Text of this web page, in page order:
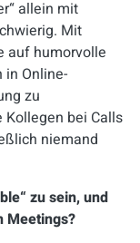
allein mit
Mit
auf humorvolle
in Online-
zu
Kollegen bei Calls
niemand
zu sein, und
Meetings?